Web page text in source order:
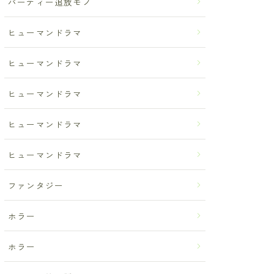
ヒューマンドラマ
ヒューマンドラマ
ヒューマンドラマ
ヒューマンドラマ
ヒューマンドラマ
ファンタジー
ホラー
ホラー